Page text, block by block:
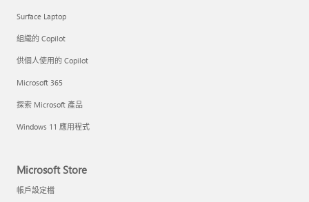
Surface Laptop
組織的 Copilot
供個人使用的 Copilot
Microsoft 365
探索 Microsoft 產品
Windows 11 應用程式
Microsoft Store
帳戶設定檔